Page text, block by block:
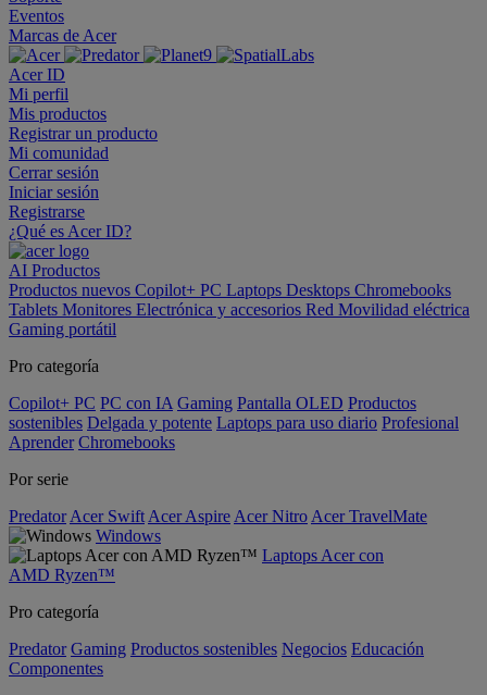
Eventos
Marcas de Acer
Acer ID
Mi perfil
Mis productos
Registrar un producto
Mi comunidad
Cerrar sesión
Iniciar sesión
Registrarse
¿Qué es Acer ID?
AI Productos
Productos nuevos Copilot+ PC Laptops Desktops Chromebooks
Tablets Monitores Electrónica y accesorios Red Movilidad eléctrica
Gaming portátil
Pro categoría
Copilot+ PC PC con IA Gaming Pantalla OLED Productos
sostenibles Delgada y potente Laptops para uso diario Profesional
Aprender Chromebooks
Por serie
Predator Acer Swift Acer Aspire Acer Nitro Acer TravelMate
Windows
Laptops Acer con
AMD Ryzen™
Pro categoría
Predator Gaming Productos sostenibles Negocios Educación
Componentes